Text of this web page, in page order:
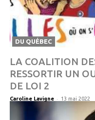
DU QUÉBEC
LA COALITION
RESSORTIR UN
DE LOI 2
Caroline Lavigne - 13 mai 2022